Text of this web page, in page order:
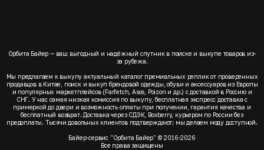
Орбита Байер — ваш выгодный и надёжный спутник в поиске и выкупе товаров из-
за рубежа.
Мы предлагаем к выкупу актуальный каталог премиальных реплик от проверенных
продавцов в Китае, поиск и выкуп брендовой одежды, обуви и аксессуаров из Европы
и популярных маркетплейсов (Farfetch, Asos, Poizon и др.) с доставкой в Россию и
СНГ. У нас самая низкая комиссия по выкупу, бесплатная экспресс доставка с
примеркой до двери и возможность оплаты при получении, гарантия качества и
бесплатный возврат. Доставка через СДЭК, Boxberry, курьером по России без
предоплаты. Тысячи довольных клиентов подтверждают: мы делаем моду доступной.
Байер-сервис "Орбита Байер" © 2016-2026
Все права защищены